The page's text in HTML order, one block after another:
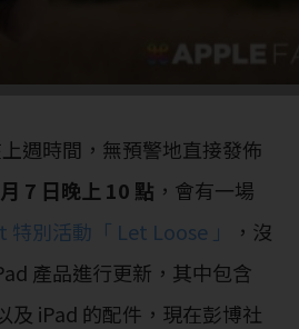
週時間，無預警地直接發佈
7 日晚上 10 點 ，會有一場
別活動「 Let Loose 」
，沒
產品進行更新，其中包含
及 iPad 的配件，現在彭博社